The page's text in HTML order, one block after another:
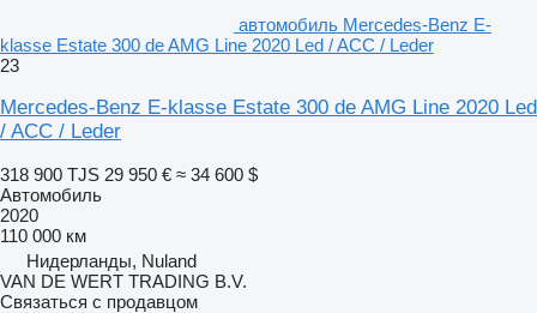
автомобиль Mercedes-Benz E-
klasse Estate 300 de AMG Line 2020 Led / ACC / Leder
23
Mercedes-Benz E-klasse Estate 300 de AMG Line 2020 Led
/ ACC / Leder
318 900 TJS 29 950 € ≈ 34 600 $
Автомобиль
2020
110 000 км
Нидерланды, Nuland
VAN DE WERT TRADING B.V.
Связаться с продавцом